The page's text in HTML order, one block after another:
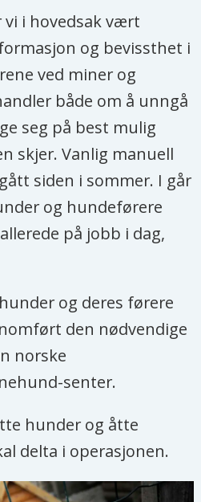
vi i hovedsak vært
og bevissthet i
ved miner og
både om å unngå
seg på best mulig
skjer. Vanlig manuell
siden i sommer. I går
og hundeførere
på jobb i dag,
og deres førere
den nødvendige
norske
senter.
hunder og åtte
delta i operasjonen.